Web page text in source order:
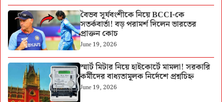
বৈভব সূর্যবংশীকে নিয়ে BCCI-কে
সতর্কবার্তা! বড় পরামর্শ দিলেন ভারতের
প্রাক্তন কোচ
June 19, 2026
স্মার্ট মিটার নিয়ে হাইকোর্টে মামলা! সরকারি
কর্মীদের বাধ্যতামূলক নির্দেশে প্রশ্নচিহ্ন
June 19, 2026